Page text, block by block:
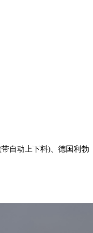
自动上下料)、德国利勃